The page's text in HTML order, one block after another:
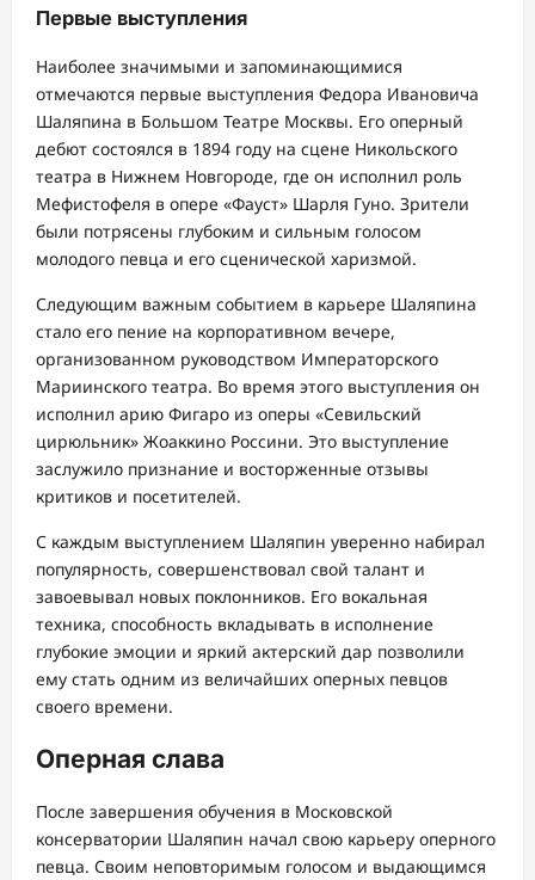
Первые выступления
Наиболее значимыми и запоминающимися
отмечаются первые выступления Федора Ивановича
Шаляпина в Большом Театре Москвы. Его оперный
дебют состоялся в 1894 году на сцене Никольского
театра в Нижнем Новгороде, где он исполнил роль
Мефистофеля в опере «Фауст» Шарля Гуно. Зрители
были потрясены глубоким и сильным голосом
молодого певца и его сценической харизмой.
Следующим важным событием в карьере Шаляпина
стало его пение на корпоративном вечере,
организованном руководством Императорского
Мариинского театра. Во время этого выступления он
исполнил арию Фигаро из оперы «Севильский
цирюльник» Жоаккино Россини. Это выступление
заслужило признание и восторженные отзывы
критиков и посетителей.
С каждым выступлением Шаляпин уверенно набирал
популярность, совершенствовал свой талант и
завоевывал новых поклонников. Его вокальная
техника, способность вкладывать в исполнение
глубокие эмоции и яркий актерский дар позволили
ему стать одним из величайших оперных певцов
своего времени.
Оперная слава
После завершения обучения в Московской
консерватории Шаляпин начал свою карьеру оперного
певца. Своим неповторимым голосом и выдающимся